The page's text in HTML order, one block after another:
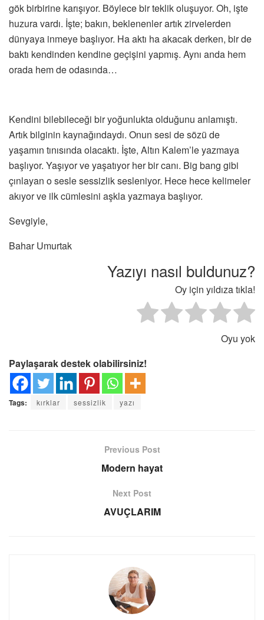
gök birbirine karışıyor. Böylece bir teklik oluşuyor. Oh, işte
huzura vardı. İşte; bakın, beklenenler artık zirvelerden
dünyaya inmeye başlıyor. Ha aktı ha akacak derken, bir de
baktı kendinden kendine geçişini yapmış. Aynı anda hem
orada hem de odasında…
Kendini bilebileceği bir yoğunlukta olduğunu anlamıştı.
Artık bilginin kaynağındaydı. Onun sesi de sözü de
yaşamın tınısında olacaktı. İşte, Altın Kalem’le yazmaya
başlıyor. Yaşıyor ve yaşatıyor her bir canı. Big bang gibi
çınlayan o sesle sessizlik sesleniyor. Hece hece kelimeler
akıyor ve ilk cümlesini aşkla yazmaya başlıyor.
Sevgiyle,
Bahar Umurtak
Yazıyı nasıl buldunuz?
Oy için yıldıza tıkla!
Oyu yok
Paylaşarak destek olabilirsiniz!
Tags: kırklar sessizlik yazı
Previous Post
Modern hayat
Next Post
AVUÇLARIM